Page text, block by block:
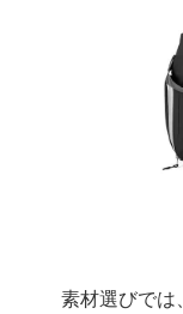
素材選びでは、